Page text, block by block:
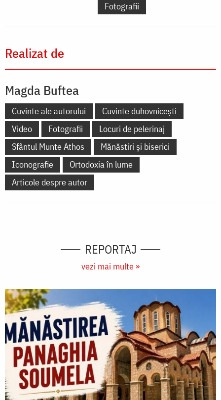
Fotografii
Realizat de
Magda Buftea
Cuvinte ale autorului
Cuvinte duhovnicești
Video
Fotografii
Locuri de pelerinaj
Sfântul Munte Athos
Mănăstiri și biserici
Iconografie
Ortodoxia în lume
Articole despre autor
REPORTAJ
vezi mai multe »